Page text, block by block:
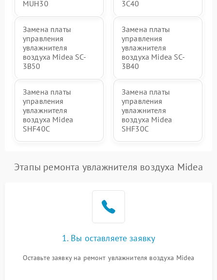
MUH30 3C40
Замена платы
управления
увлажнителя
воздуха Midea SC-
3B50
Замена платы
управления
увлажнителя
воздуха Midea SC-
3B40
Замена платы
управления
увлажнителя
воздуха Midea
SHF40C
Замена платы
управления
увлажнителя
воздуха Midea
SHF30C
Этапы ремонта увлажнителя воздуха Midea
1. Вы оставляете заявку
Оставьте заявку на ремонт увлажнителя воздуха Midea